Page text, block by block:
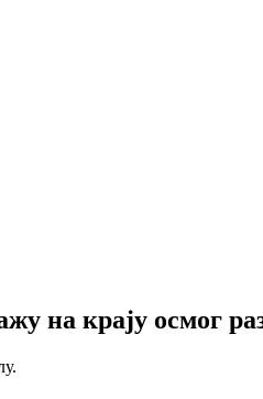
на крају осмог